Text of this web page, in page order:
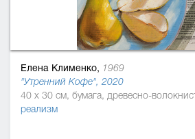
Елена Клименко, 1969
"Утренний Кофе", 2020
реализм